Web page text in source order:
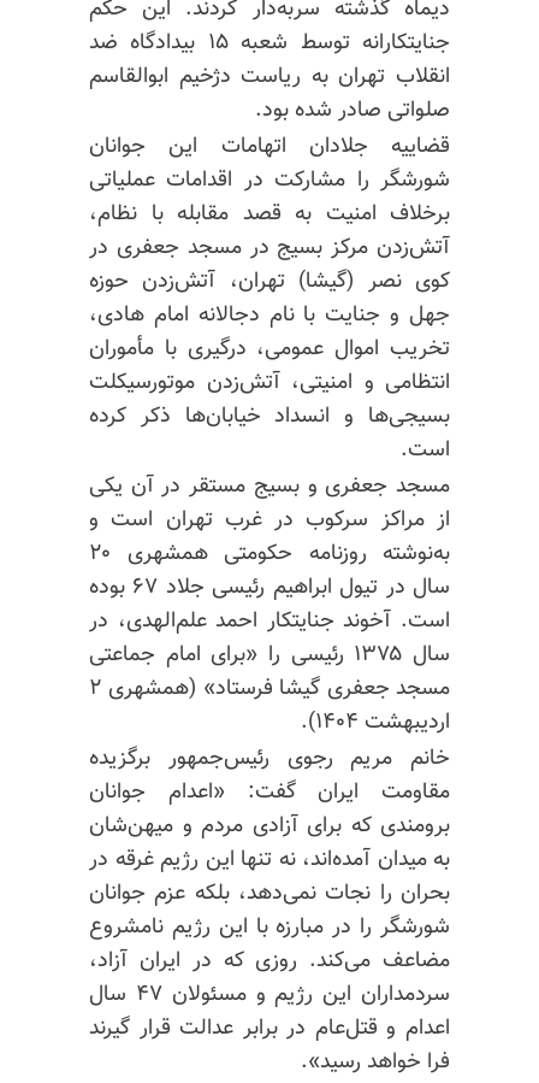
دیماه گذشته سربه‌دار کردند. این حکم
جنایتکارانه توسط شعبه ۱۵ بیدادگاه ضد
انقلاب تهران به ریاست دژخیم ابوالقاسم
صلواتی صادر شده بود.
قضاییه جلادان اتهامات این جوانان
شورشگر را مشارکت در اقدامات عملیاتی
برخلاف امنیت به قصد مقابله با نظام،
آتش‌زدن مرکز بسیج در مسجد جعفری در
کوی نصر (گیشا) تهران، آتش‌زدن حوزه
جهل و جنایت با نام دجالانه امام هادی،
تخریب اموال عمومی، درگیری با مأموران
انتظامی و امنیتی، آتش‌زدن موتورسیکلت
بسیجی‌ها و انسداد خیابان‌ها ذکر کرده
است.
مسجد جعفری و بسیج مستقر در آن یکی
از مراکز سرکوب در غرب تهران است و
به‌نوشته روزنامه حکومتی همشهری ۲۰
سال در تیول ابراهیم رئیسی جلاد ۶۷ بوده
است. آخوند جنایتکار احمد علم‌الهدی، در
سال ۱۳۷۵ رئیسی را «برای امام جماعتی
مسجد جعفری گیشا فرستاد» (همشهری ۲
اردیبهشت ۱۴۰۴).
خانم مریم رجوی رئیس‌جمهور برگزیده
مقاومت ایران گفت: «اعدام جوانان
برومندی که برای آزادی مردم و میهن‌شان
به میدان آمده‌اند، نه تنها این رژیم غرقه در
بحران را نجات نمی‌دهد، بلکه عزم جوانان
شورشگر را در مبارزه با این رژیم نامشروع
مضاعف می‌کند. روزی که در ایران آزاد،
سردمداران این رژیم و مسئولان ۴۷ سال
اعدام و قتل‌عام در برابر عدالت قرار گیرند
فرا خواهد رسید».